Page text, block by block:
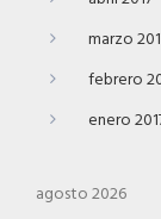
marzo
febrero
enero
agosto 2026